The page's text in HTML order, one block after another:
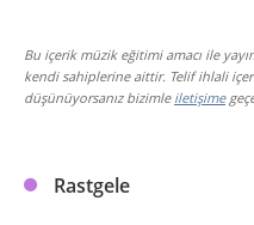
Bu içerik müzik eğitimi amacı ile
kendi sahiplerine aittir. Telif ihlali
düşünüyorsanız bizimle iletişime
Rastgele